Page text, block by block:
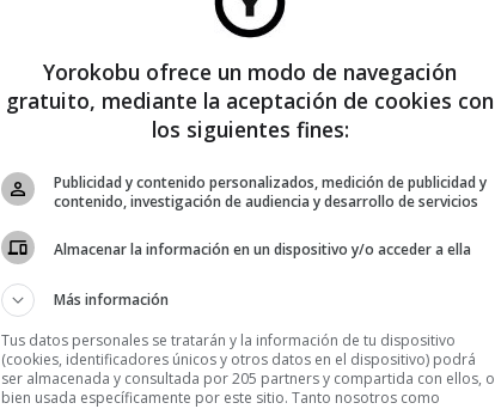
Yorokobu ofrece un modo de navegación
gratuito, mediante la aceptación de cookies con
los siguientes fines:
Publicidad y contenido personalizados, medición de publicidad y
contenido, investigación de audiencia y desarrollo de servicios
Almacenar la información en un dispositivo y/o acceder a ella
Más información
Tus datos personales se tratarán y la información de tu dispositivo
(cookies, identificadores únicos y otros datos en el dispositivo) podrá
ser almacenada y consultada por 205 partners y compartida con ellos, o
bien usada específicamente por este sitio. Tanto nosotros como